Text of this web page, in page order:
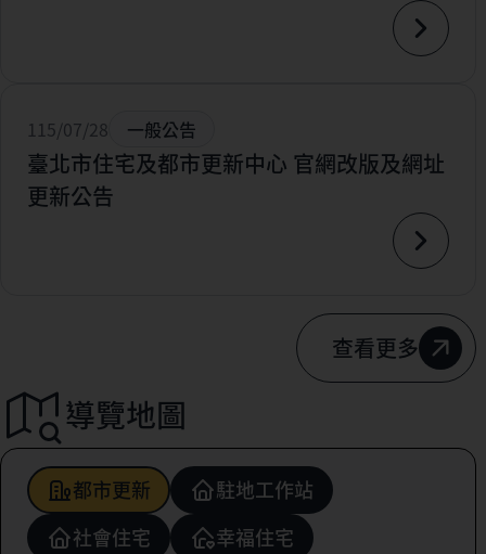
115/07/28 一般公告
臺北市住宅及都市更新中心 官網改版及網址
更新公告
查看更多
導覽地圖
都市更新
駐地工作站
社會住宅
幸福住宅